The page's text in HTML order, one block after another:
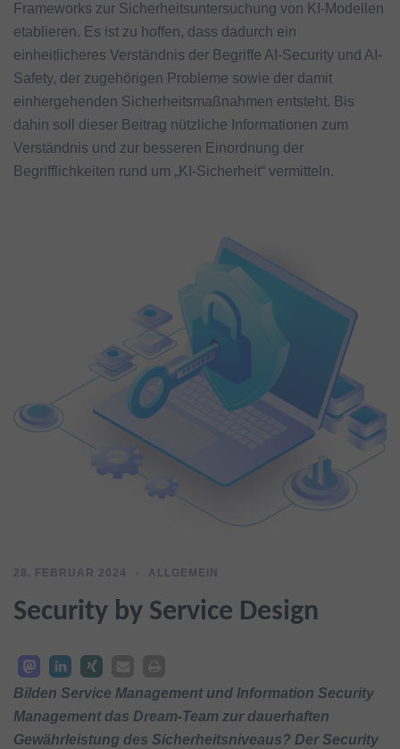
Frameworks zur Sicherheitsuntersuchung von KI-Modellen
etablieren. Es ist zu hoffen, dass dadurch ein
einheitlicheres Verständnis der Begriffe AI-Security und AI-
Safety, der zugehörigen Probleme sowie der damit
einhergehenden Sicherheitsmaßnahmen entsteht. Bis
dahin soll dieser Beitrag nützliche Informationen zum
Verständnis und zur besseren Einordnung der
Begrifflichkeiten rund um „KI-Sicherheit“ vermitteln.
28. FEBRUAR 2024 ALLGEMEIN
Security by Service Design
Bilden Service Management und Information Security
Management das Dream-Team zur dauerhaften
Gewährleistung des Sicherheitsniveaus? Der Security